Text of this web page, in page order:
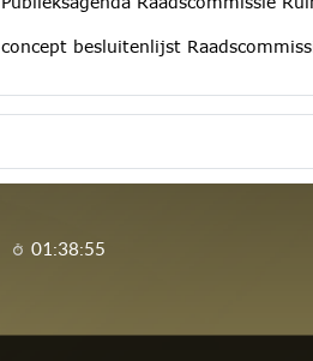
concept besluitenlijst